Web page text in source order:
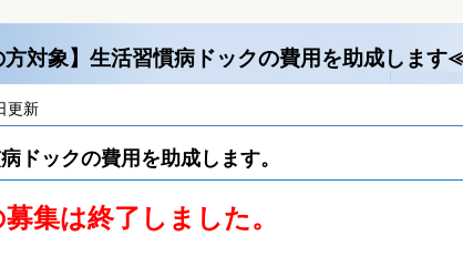
方対象】生活習慣病ドックの費用を助成しま
更新
ドックの費用を助成します。
集は終了しました。